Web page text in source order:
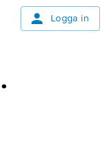
Logga in